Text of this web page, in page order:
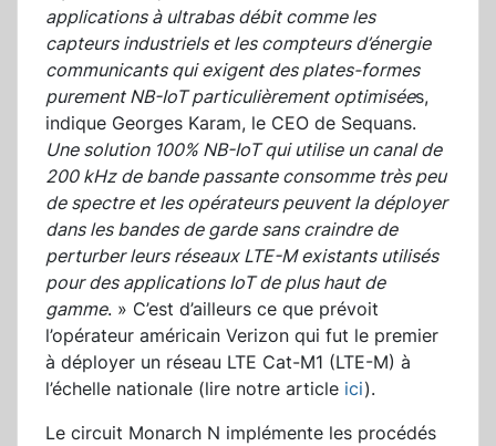
applications à ultrabas débit comme les
capteurs industriels et les compteurs d’énergie
communicants qui exigent des plates-formes
purement NB-IoT particulièrement optimisées,
indique Georges Karam, le CEO de Sequans.
Une solution 100% NB-IoT qui utilise un canal de
200 kHz de bande passante consomme très peu
de spectre et les opérateurs peuvent la déployer
dans les bandes de garde sans craindre de
perturber leurs réseaux LTE-M existants utilisés
pour des applications IoT de plus haut de
gamme. » C’est d’ailleurs ce que prévoit
l’opérateur américain Verizon qui fut le premier
à déployer un réseau LTE Cat-M1 (LTE-M) à
l’échelle nationale (lire notre article ici).
Le circuit Monarch N implémente les procédés